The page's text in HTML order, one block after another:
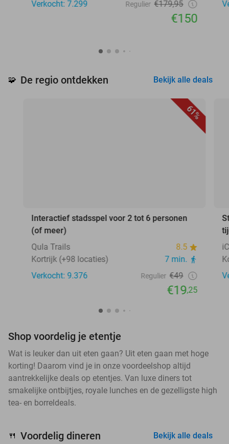
Verkocht: 7.299 Regulier €179,95
€150
🧩 De regio ontdekken Bekijk alle deals
61%
Interactief stadsspel voor 2 tot 6 personen
(of meer)
Qula Trails
8.5
Kortrijk (+98 locaties)
7 min.
Verkocht: 9.376
Regulier €49
€19,25
Shop voordelig je etentje
Wat is leuker dan uit eten gaan? Uit eten gaan met hoge
korting! Daarom vind je in onze voordeelshop altijd
aantrekkelijke deals op etentjes. Van luxe diners tot
smakelijke ontbijtjes, royale lunches en de gezelligste high
tea- en borreldeals.
🍴 Voordelig dineren Bekijk alle deals